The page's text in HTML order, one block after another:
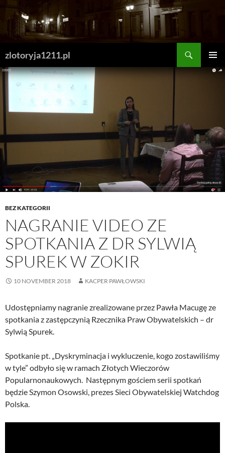
Skip
content
zlotoryja1211.pl
BEZ KATEGORII
NAGRANIE VIDEO ZE
SPOTKANIA Z DR SYLWIĄ
SPUREK W ZOKIR
10 NOVEMBER 2018 KACPER PAWŁOWSKI
Udostępniamy nagranie zrealizowane przez Pawła Macugę ze
spotkania z zastępczynią Rzecznika Praw Obywatelskich – dr
Sylwią Spurek.
Spotkanie pt. „Dyskryminacja i wykluczenie, kogo zostawiliśmy
w tyle” odbyło się w ramach Złotych Wieczorów
Popularnonaukowych. Następnym gościem serii spotkań
będzie Szymon Osowski, prezes Sieci Obywatelskiej Watchdog
Polska.